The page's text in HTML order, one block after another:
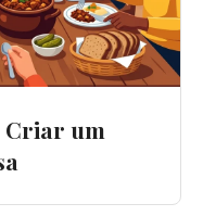
Criar um